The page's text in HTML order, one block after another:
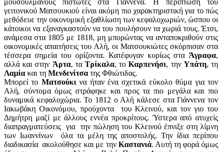
μουσουλμάνους πιστωτές στα Γιάννενα. Η περίπτωση του
γειτονικού Ματσουκιού είναι ακόμη πιο χαρακτηριστική για το πώς
μεθόδευε την οικονομική εξαθλίωση των κεφαλοχωριών, ώσπου οι
κάτοικοι να εξαναγκαστούν να του πουλήσουν τα χωριά τους. Έτσι,
ανάμεσα στα 1805 με 1818, μη μπορώντας να ανταποκριθούν στις
οικονομικές απαιτήσεις του Αλή, οι Ματσουκιώτες σκόρπισαν στα
τέσσερα σημεία του ορίζοντα. Κατέφυγαν κυρίως στα Άγραφα,
αλλά και στην Άρτα, ταΤρίκαλα, τοΚαρπενήσι, την Υπάτη, τη
Λαμία και τη Μενδενίτσα της Φθιώτιδας.
Μπορεί το Ματσούκι να ήταν ένα σχετικά εύκολο θύμα για τον
Αλή, σύντομα όμως στράφηκε και προς τα πιο μεγάλα και πιο
δυναμικά κεφαλοχώρια. Το 1812 ο Αλή κάλεσε στα Γιάννενα τον
Ιακωβάκη Οικονόμου, προύχοντα του Κλεινού, και τον γιο του
Δημήτρη μαζί με άλλους εννέα προκρίτους. Ύστερα από ατυχείς
διαπραγματεύσεις για την πώληση του Κλεινού έπνιξε στη λίμνη
των Ιωαννίνων όλα τα μέλη της αποστολής. Την ίδια περίπου
διαδικασία ακολούθησε και με την Καστανιά. Αυτή τη φορά όμως